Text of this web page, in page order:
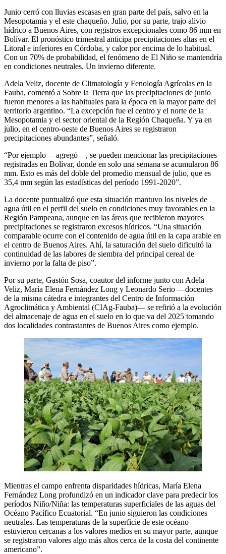
Junio cerró con lluvias escasas en gran parte del país, salvo en la
Mesopotamia y el este chaqueño. Julio, por su parte, trajo alivio
hídrico a Buenos Aires, con registros excepcionales como 86 mm en
Bolívar. El pronóstico trimestral anticipa precipitaciones altas en el
Litoral e inferiores en Córdoba, y calor por encima de lo habitual.
Con un 70% de probabilidad, el fenómeno de El Niño se mantendría
en condiciones neutrales. Un invierno diferente.
Adela Veliz, docente de Climatología y Fenología Agrícolas en la
Fauba, comentó a Sobre la Tierra que las precipitaciones de junio
fueron menores a las habituales para la época en la mayor parte del
territorio argentino. “La excepción fue el centro y el norte de la
Mesopotamia y el sector oriental de la Región Chaqueña. Y ya en
julio, en el centro-oeste de Buenos Aires se registraron
precipitaciones abundantes”, señaló.
“Por ejemplo —agregó—, se pueden mencionar las precipitaciones
registradas en Bolívar, donde en solo una semana se acumularon 86
mm. Esto es más del doble del promedio mensual de julio, que es
35,4 mm según las estadísticas del período 1991-2020”.
La docente puntualizó que esta situación mantuvo los niveles de
agua útil en el perfil del suelo en condiciones muy favorables en la
Región Pampeana, aunque en las áreas que recibieron mayores
precipitaciones se registraron excesos hídricos. “Una situación
comparable ocurre con el contenido de agua útil en la capa arable en
el centro de Buenos Aires. Ahí, la saturación del suelo dificultó la
continuidad de las labores de siembra del principal cereal de
invierno por la falta de piso”.
Por su parte, Gastón Sosa, coautor del informe junto con Adela
Veliz, María Elena Fernández Long y Leonardo Serio —docentes
de la misma cátedra e integrantes del Centro de Información
Agroclimática y Ambiental (CIAg-Fauba)— se refirió a la evolución
del almacenaje de agua en el suelo en lo que va del 2025 tomando
dos localidades contrastantes de Buenos Aires como ejemplo.
Mientras el campo enfrenta disparidades hídricas, María Elena
Fernández Long profundizó en un indicador clave para predecir los
períodos Niño/Niña: las temperaturas superficiales de las aguas del
Océano Pacífico Ecuatorial. “En junio siguieron las condiciones
neutrales. Las temperaturas de la superficie de este océano
estuvieron cercanas a los valores medios en su mayor parte, aunque
se registraron valores algo más altos cerca de la costa del continente
americano”.